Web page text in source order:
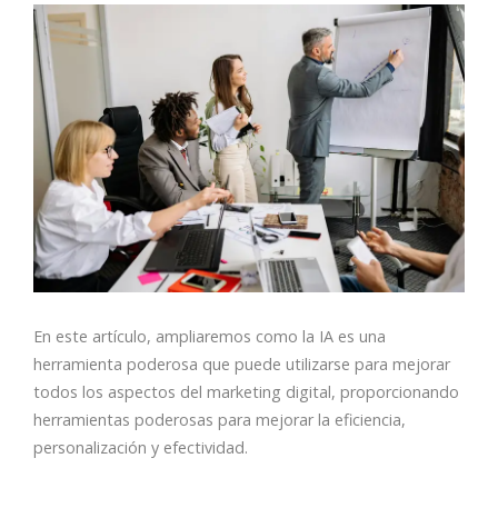
En este artículo, ampliaremos como la IA es una
herramienta poderosa que puede utilizarse para mejorar
todos los aspectos del marketing digital, proporcionando
herramientas poderosas para mejorar la eficiencia,
personalización y efectividad.